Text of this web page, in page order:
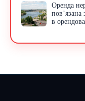
Оренда
пов’язана
в